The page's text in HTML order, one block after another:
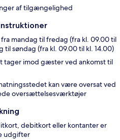
af tilgængelighed
mandag til fredag (fra kl. 09.00 til
til søndag (fra kl. 09.00 til kl. 14.00)
tager imod gæster ved ankomst til
kan være oversat ved
oversættelsesværktøjer
debitkort eller kontanter er
udgifter